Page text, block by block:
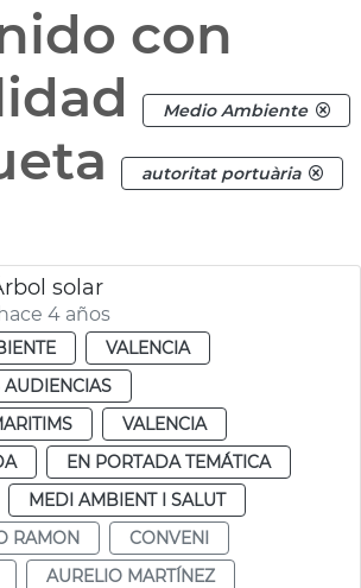
con
Medio Ambiente
autoritat portuària
solar
4 años
VALENCIA
VALENCIA
EN PORTADA TEMÁTICA
MEDI AMBIENT I SALUT
RAMON
CONVENI
AURELIO MARTÍNEZ